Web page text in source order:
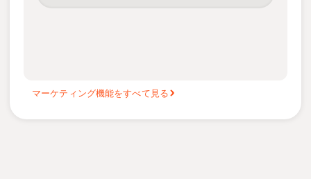
マーケティング機能をすべて見る